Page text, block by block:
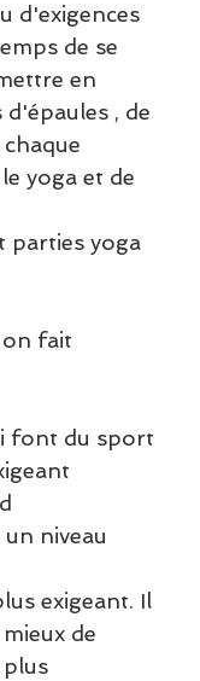
d'exigences
de se
en
, de
yoga et de
parties yoga
on fait
font du sport
niveau
exigeant. Il
de
plus